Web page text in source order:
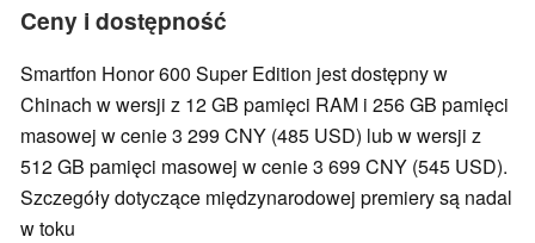
Ceny i dostępność
Smartfon Honor 600 Super Edition jest dostępny w
Chinach w wersji z 12 GB pamięci RAM i 256 GB pamięci
masowej w cenie 3 299 CNY (485 USD) lub w wersji z
512 GB pamięci masowej w cenie 3 699 CNY (545 USD).
Szczegóły dotyczące międzynarodowej premiery są nadal
w toku